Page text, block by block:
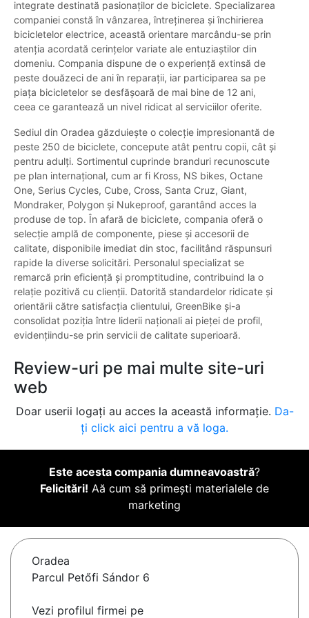
integrate destinată pasionaților de biciclete. Specializarea
companiei constă în vânzarea, întreținerea și închirierea
bicicletelor electrice, această orientare marcându-se prin
atenția acordată cerințelor variate ale entuziaștilor din
domeniu. Compania dispune de o experiență extinsă de
peste douăzeci de ani în reparații, iar participarea sa pe
piața bicicletelor se desfășoară de mai bine de 12 ani,
ceea ce garantează un nivel ridicat al serviciilor oferite.
Sediul din Oradea găzduiește o colecție impresionantă de
peste 250 de biciclete, concepute atât pentru copii, cât și
pentru adulți. Sortimentul cuprinde branduri recunoscute
pe plan internațional, cum ar fi Kross, NS bikes, Octane
One, Serius Cycles, Cube, Cross, Santa Cruz, Giant,
Mondraker, Polygon și Nukeproof, garantând acces la
produse de top. În afară de biciclete, compania oferă o
selecție amplă de componente, piese și accesorii de
calitate, disponibile imediat din stoc, facilitând răspunsuri
rapide la diverse solicitări. Personalul specializat se
remarcă prin eficiență și promptitudine, contribuind la o
relație pozitivă cu clienții. Datorită standardelor ridicate și
orientării către satisfacția clientului, GreenBike și-a
consolidat poziția între liderii naționali ai pieței de profil,
evidențiindu-se prin servicii de calitate superioară.
Review-uri pe mai multe site-uri
web
Doar userii logați au acces la această informație. Da-
ți click aici pentru a vă loga.
Este acesta compania dumneavoastră?
Felicitări! Aă cum să primești materialele de
marketing
Oradea
Parcul Petőfi Sándor 6
Vezi profilul firmei pe